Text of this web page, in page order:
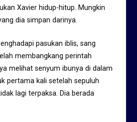
Xavier hidup-hitup. Mungkin
dia simpan darinya.
pasukan iblis, sang
membangkang perintah
melihat senyum ibunya di dalam
pertama kali setelah sepuluh
lagi terpaksa. Dia berada